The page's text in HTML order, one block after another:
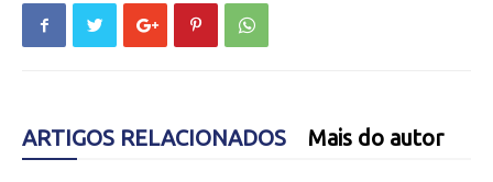
ARTIGOS RELACIONADOS Mais do autor